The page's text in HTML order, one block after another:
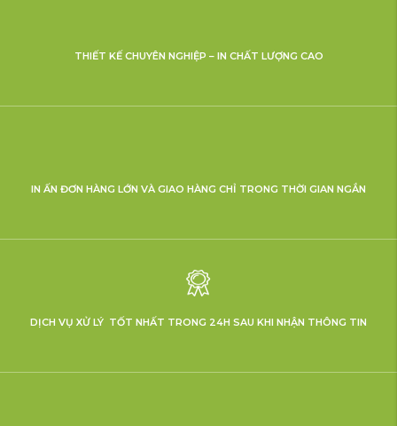
THIẾT KẾ CHUYÊN NGHIỆP – IN CHẤT LƯỢNG CAO
IN ẤN ĐƠN HÀNG LỚN VÀ GIAO HÀNG CHỈ TRONG THỜI GIAN NGẮN
DỊCH VỤ XỬ LÝ TỐT NHẤT TRONG 24H SAU KHI NHẬN THÔNG TIN